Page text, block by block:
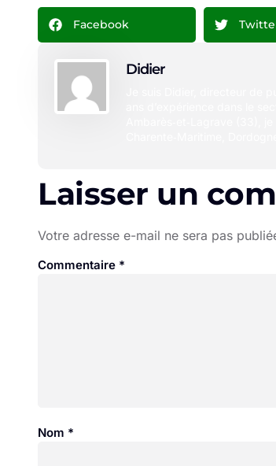
Facebook
Didier
Laisser un
Votre adresse e-mail ne sera pas
Commentaire *
Nom *